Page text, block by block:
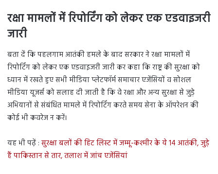
रक्षा मामलों में रिपोर्टिंग को लेकर एक एडवाइजरी
जारी
बता दें कि पहलगाम आतंकी हमले के बाद सरकार ने रक्षा मामलों में
रिपोर्टिंग को लेकर एक एडवाइजरी जारी कर कहा कि राष्ट्र की सुरक्षा को
ध्यान में रखते हुए सभी मीडिया प्लेटफॉर्म समाचार एजेंसियों व सोशल
मीडिया यूजर्स को सलाह दी जाती है कि वे रक्षा और अन्य सुरक्षा से जुड़े
अभियानों से संबंधित मामले में रिपोर्टिंग करते समय सेना के ऑपरेशन की
कोई भी कवरेज न करें।
यह भी पढ़ें : सुरक्षा बलों की हिट लिस्ट में जम्मू-कश्मीर के ये 14 आतंकी, जुड़े
हैं पाकिस्तान से तार, तलाश में जांच एजेंसियां